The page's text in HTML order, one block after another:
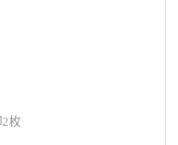
2枚